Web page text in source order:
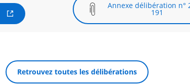
Annexe délibération n°
191
Retrouvez toutes les délibérations